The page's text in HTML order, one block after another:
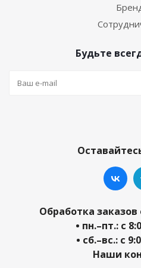
Будьте
Обработка
• пн.–пт.: с
• сб.–вс.: с
Наши